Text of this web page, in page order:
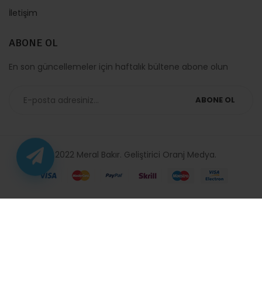
İletişim
ABONE OL
En son güncellemeler için haftalık bültene abone olun
ABONE OL
© 2022 Meral Bakır. Geliştirici Oranj Medya.